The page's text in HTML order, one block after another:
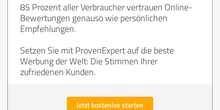
85 Prozent aller Verbraucher vertrauen Online-
Bewertungen genauso wie persönlichen
Empfehlungen.
Setzen Sie mit ProvenExpert auf die beste
Werbung der Welt: Die Stimmen Ihrer
zufriedenen Kunden.
Jetzt kostenlos starten